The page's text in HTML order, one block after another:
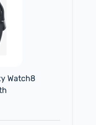
Watch8